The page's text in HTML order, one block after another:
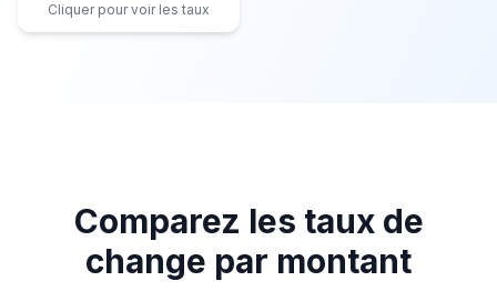
Cliquer pour voir les taux
Comparez les taux de
change par montant